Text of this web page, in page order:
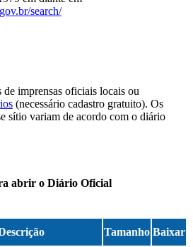
search/
imprensas oficiais locais ou
(necessário cadastro gratuito). Os
sítio variam de acordo com o diário
abrir o Diário Oficial
Tamanho Baixar